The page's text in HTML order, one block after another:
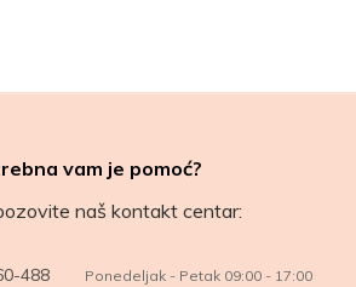
vam je pomoć?
naš kontakt centar:
488 Ponedeljak - Petak 09:00 - 17:00